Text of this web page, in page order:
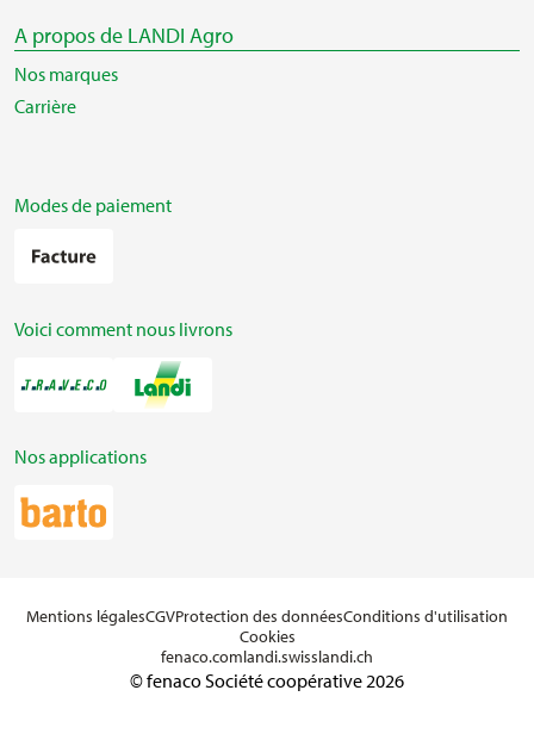
A propos de LANDI Agro
Nos marques
Carrière
Modes de paiement
Voici comment nous livrons
Nos applications
© fenaco Société coopérative 2026
Mentions légalesCGVProtection des donnéesConditions d'utilisation
Cookies
fenaco.comlandi.swisslandi.ch